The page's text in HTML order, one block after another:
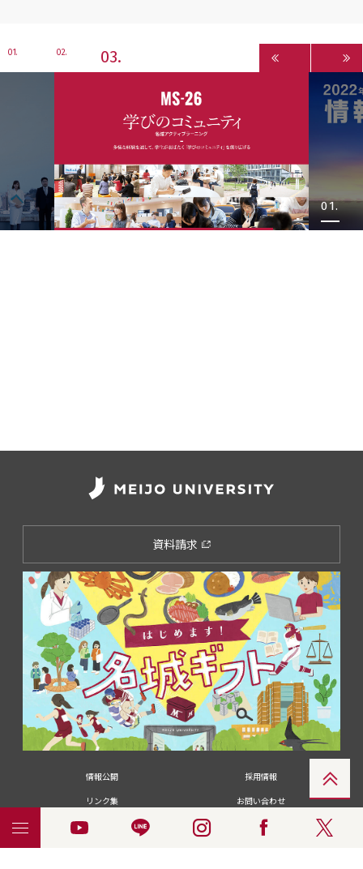
1 2 3
資料請求
情報公開
採用情報
リンク集
お問い合わせ
メディアの皆さま
卒業生の皆さま